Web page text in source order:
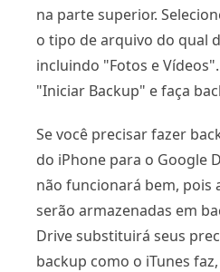
na parte superior.
o tipo de arquivo do qual
incluindo "Fotos e
"Iniciar Backup" e faça
Se você precisar fazer
do iPhone para o Google
não funcionará bem, pois
serão armazenadas em
Drive substituirá seus
backup como o iTunes